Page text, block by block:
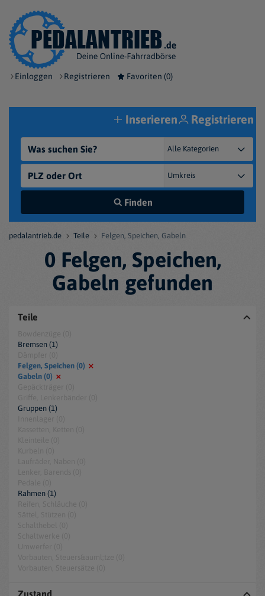
Einloggen Registrieren Favoriten (0)
Finden
Inserieren Registrieren
pedalantrieb.de Teile Felgen, Speichen, Gabeln
0 Felgen, Speichen,
Gabeln gefunden
Teile
Bremsen (1)
Felgen, Speichen (0)
Gabeln (0)
Gruppen (1)
Rahmen (1)
Zustand